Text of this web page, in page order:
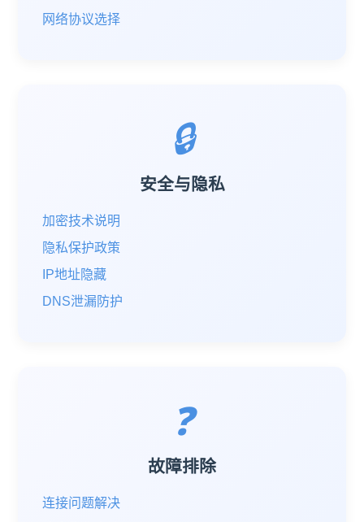
网络协议选择
🔒
安全与隐私
加密技术说明
隐私保护政策
IP地址隐藏
DNS泄漏防护
❓
故障排除
连接问题解决